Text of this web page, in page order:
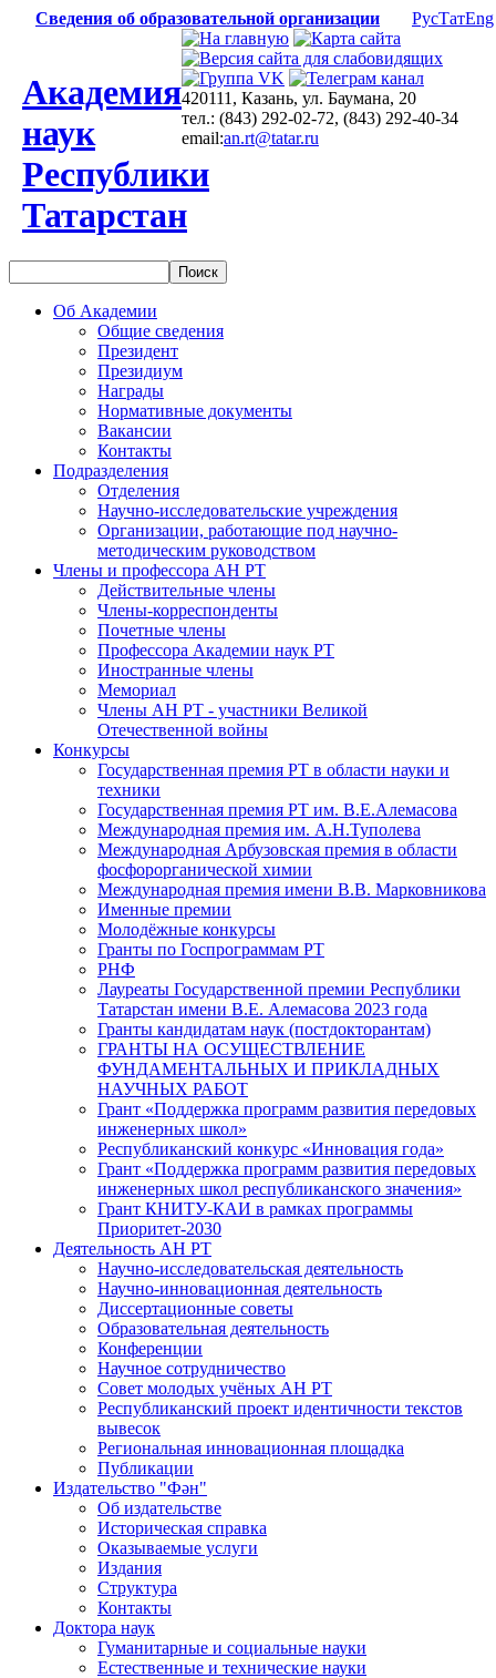
Сведения об образовательной организации РусТатEng
Академия
наук
Республики
Татарстан
420111, Казань, ул. Баумана, 20
тел.: (843) 292-02-72, (843) 292-40-34
email:an.rt@tatar.ru
Об Академии
Общие сведения
Президент
Президиум
Награды
Нормативные документы
Вакансии
Контакты
Подразделения
Отделения
Научно-исследовательские учреждения
Организации, работающие под научно-
методическим руководством
Члены и профессора АН РТ
Действительные члены
Члены-корреспонденты
Почетные члены
Профессора Академии наук РТ
Иностранные члены
Мемориал
Члены АН РТ - участники Великой
Отечественной войны
Конкурсы
Государственная премия РТ в области науки и
техники
Государственная премия РТ им. В.Е.Алемасова
Международная премия им. А.Н.Туполева
Международная Арбузовская премия в области
фосфорорганической химии
Международная премия имени В.В. Марковникова
Именные премии
Молодёжные конкурсы
Гранты по Госпрограммам РТ
РНФ
Лауреаты Государственной премии Республики
Татарстан имени В.Е. Алемасова 2023 года
Гранты кандидатам наук (постдокторантам)
ГРАНТЫ НА ОСУЩЕСТВЛЕНИЕ
ФУНДАМЕНТАЛЬНЫХ И ПРИКЛАДНЫХ
НАУЧНЫХ РАБОТ
Грант «Поддержка программ развития передовых
инженерных школ»
Республиканский конкурс «Инновация года»
Грант «Поддержка программ развития передовых
инженерных школ республиканского значения»
Грант КНИТУ-КАИ в рамках программы
Приоритет-2030
Деятельность АН РТ
Научно-исследовательская деятельность
Научно-инновационная деятельность
Диссертационные советы
Образовательная деятельность
Конференции
Научное сотрудничество
Совет молодых учёных АН РТ
Республиканский проект идентичности текстов
вывесок
Региональная инновационная площадка
Публикации
Издательство "Фән"
Об издательстве
Историческая справка
Оказываемые услуги
Издания
Структура
Контакты
Доктора наук
Гуманитарные и социальные науки
Естественные и технические науки